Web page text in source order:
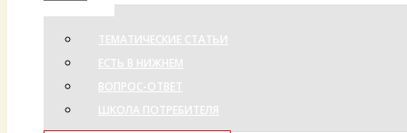
ТЕМАТИЧЕСКИЕ СТАТЬИ
ЕСТЬ В НИЖНЕМ
ВОПРОС-ОТВЕТ
ШКОЛА ПОТРЕБИТЕЛЯ